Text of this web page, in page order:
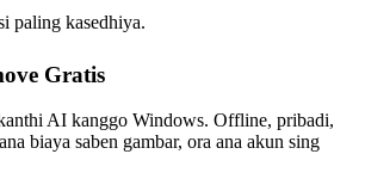
paling kasedhiya.
Gratis
AI kanggo Windows. Offline, pribadi,
biaya saben gambar, ora ana akun sing